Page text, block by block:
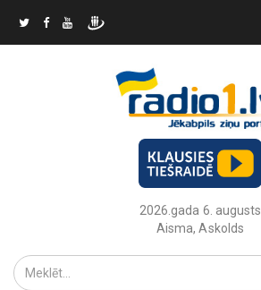
2026.gada 6. augusts
Aisma, Askolds